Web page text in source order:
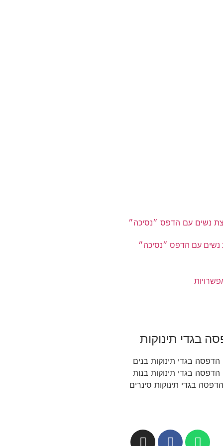
נשים עם הדפס ״נסיכה״
בגדי תינוקות
הדפסה בגדי תינוקות בנים
הדפסה בגדי תינוקות בנות
הדפסה בגדי תינוקות סינרים